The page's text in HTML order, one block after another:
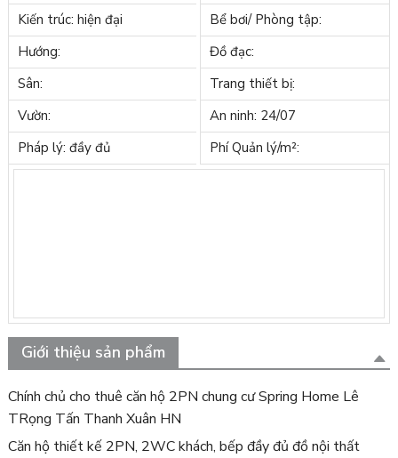
Kiến trúc: hiện đại
Bể bơi/ Phòng tập:
Hướng:
Đồ đạc:
Sân:
Trang thiết bị:
Vườn:
An ninh: 24/07
Pháp lý: đầy đủ
Phí Quản lý/m²:
Giới thiệu sản phẩm
Chính chủ cho thuê căn hộ 2PN chung cư Spring Home Lê
TRọng Tấn Thanh Xuân HN
Căn hộ thiết kế 2PN, 2WC khách, bếp đầy đủ đồ nội thất